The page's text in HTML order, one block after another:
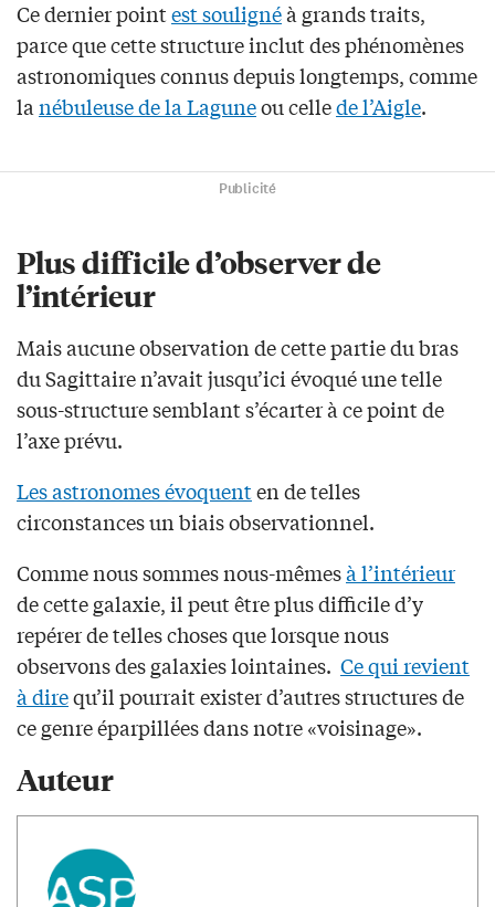
Ce dernier pointest soulignéà grands traits,
parce que cette structure inclut des phénomènes
astronomiques connus depuis longtemps, comme
la nébuleuse de la Laguneou cellede l’Aigle.
Publicité
Plus difficile d’observer de
l’intérieur
Mais aucune observation de cette partie du bras
du Sagittaire n’avait jusqu’ici évoqué une telle
sous-structure semblant s’écarter à ce point de
l’axe prévu.
Les astronomes évoquenten de telles
circonstances un biais observationnel.
Comme nous sommes nous-mêmesà l’intérieur
de cette galaxie, il peut être plus difficile d’y
repérer de telles choses que lorsque nous
observons des galaxies lointaines. Ce qui revient
à direqu’il pourrait exister d’autres structures de
ce genre éparpillées dans notre «voisinage».
Auteur